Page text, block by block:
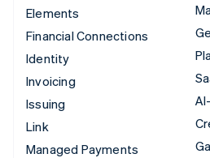
Elements
Financial Connections
Identity
Invoicing
Issuing
Link
Managed Payments